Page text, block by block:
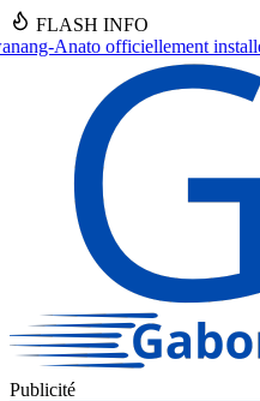
FLASH INFO
après un an d'intérim●
Publicité